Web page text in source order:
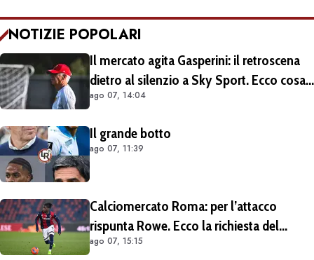
NOTIZIE POPOLARI
Il mercato agita Gasperini: il retroscena
dietro al silenzio a Sky Sport. Ecco cosa
è emerso dal meeting con la proprietà
ago 07, 14:04
Il grande botto
ago 07, 11:39
Calciomercato Roma: per l’attacco
rispunta Rowe. Ecco la richiesta del
Bologna
ago 07, 15:15